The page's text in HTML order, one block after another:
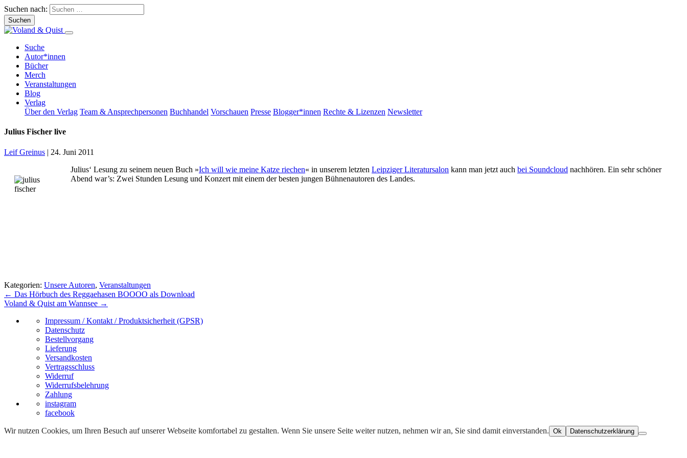
Suchen nach:
Suche
Autor*innen
Bücher
Merch
Veranstaltungen
Blog
Verlag
Über den Verlag Team & Ansprechpersonen Buchhandel Vorschauen Presse Blogger*innen Rechte & Lizenzen Newsletter
Julius Fischer live
Leif Greinus | 24. Juni 2011
Julius‘ Lesung zu seinem neuen Buch »Ich will wie meine Katze riechen« in unserem letzten Leipziger Literatursalon kann man jetzt auch bei Soundcloud nachhören. Ein sehr schöner
Abend war’s: Zwei Stunden Lesung und Konzert mit einem der besten jungen Bühnenautoren des Landes.
Kategorien: Unsere Autoren, Veranstaltungen
Beitragsnavigation
← Das Hörbuch des Reggaehasen BOOOO als Download
Voland & Quist am Wannsee →
Impressum / Kontakt / Produktsicherheit (GPSR)
Datenschutz
Bestellvorgang
Lieferung
Versandkosten
Vertragsschluss
Widerruf
Widerrufsbelehrung
Zahlung
instagram
facebook
Wir nutzen Cookies, um Ihren Besuch auf unserer Webseite komfortabel zu gestalten. Wenn Sie unsere Seite weiter nutzen, nehmen wir an, Sie sind damit einverstanden. Ok Datenschutzerklärung